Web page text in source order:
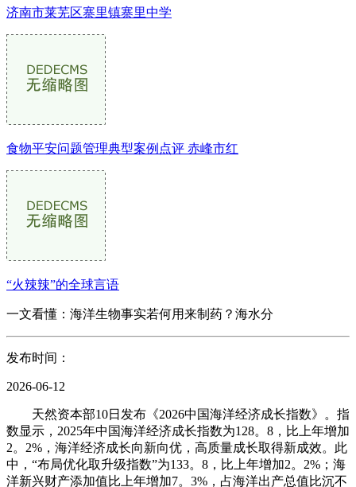
济南市莱芜区寨里镇寨里中学
食物平安问题管理典型案例点评 赤峰市红
“火辣辣”的全球言语
一文看懂：海洋生物事实若何用来制药？海水分
发布时间：
2026-06-12
天然资本部10日发布《2026中国海洋经济成长指数》。指
数显示，2025年中国海洋经济成长指数为128。8，比上年增加
2。2%，海洋经济成长向新向优，高质量成长取得新成效。此
中，“布局优化取升级指数”为133。8，比上年增加2。2%；海
洋新兴财产添加值比上年增加7。3%，占海洋出产总值比沉不